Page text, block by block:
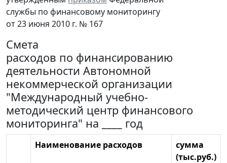
службы по финансовому мониторингу
от 23 июня 2010 г. № 167
Смета
расходов по финансированию
деятельности Автономной
некоммерческой организации
"Международный учебно-
методический центр финансового
мониторинга" на ____ год
Наименование расходов
сумма
(тыс.руб.)